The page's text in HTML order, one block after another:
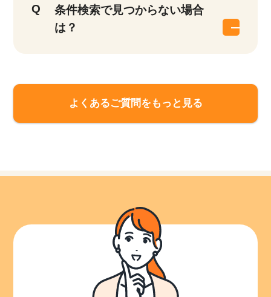
条件検索で見つからない場合
は？
よくあるご質問をもっと見る